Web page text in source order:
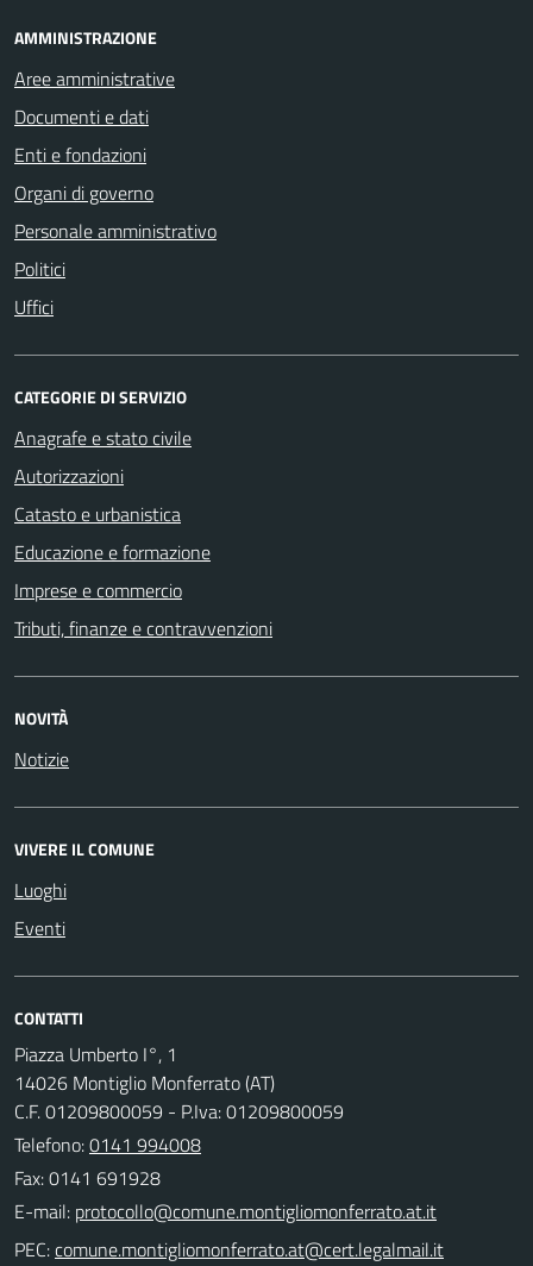
AMMINISTRAZIONE
Aree amministrative
Documenti e dati
Enti e fondazioni
Organi di governo
Personale amministrativo
Politici
Uffici
CATEGORIE DI SERVIZIO
Anagrafe e stato civile
Autorizzazioni
Catasto e urbanistica
Educazione e formazione
Imprese e commercio
Tributi, finanze e contravvenzioni
NOVITÀ
Notizie
VIVERE IL COMUNE
Luoghi
Eventi
CONTATTI
Piazza Umberto I°, 1
14026 Montiglio Monferrato (AT)
C.F. 01209800059 - P.Iva: 01209800059
Telefono:0141 994008
Fax: 0141 691928
E-mail:
PEC: